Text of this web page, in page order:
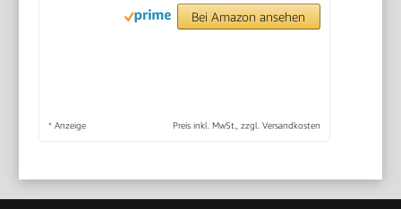
Bei Amazon ansehen
* Anzeige Preis inkl. MwSt., zzgl. Versandkosten